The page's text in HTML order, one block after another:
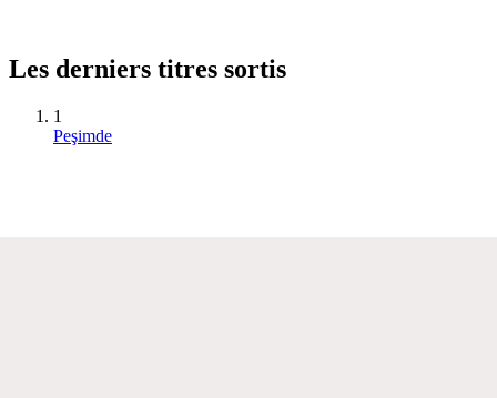
Les derniers titres sortis
1
Peşimde